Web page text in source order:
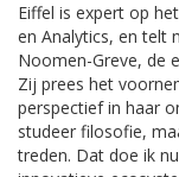
Eiffel is expert op
en Analytics, en telt
Noomen-Greve, de
Zij prees het
perspectief in haar
studeer filosofie,
treden. Dat doe ik